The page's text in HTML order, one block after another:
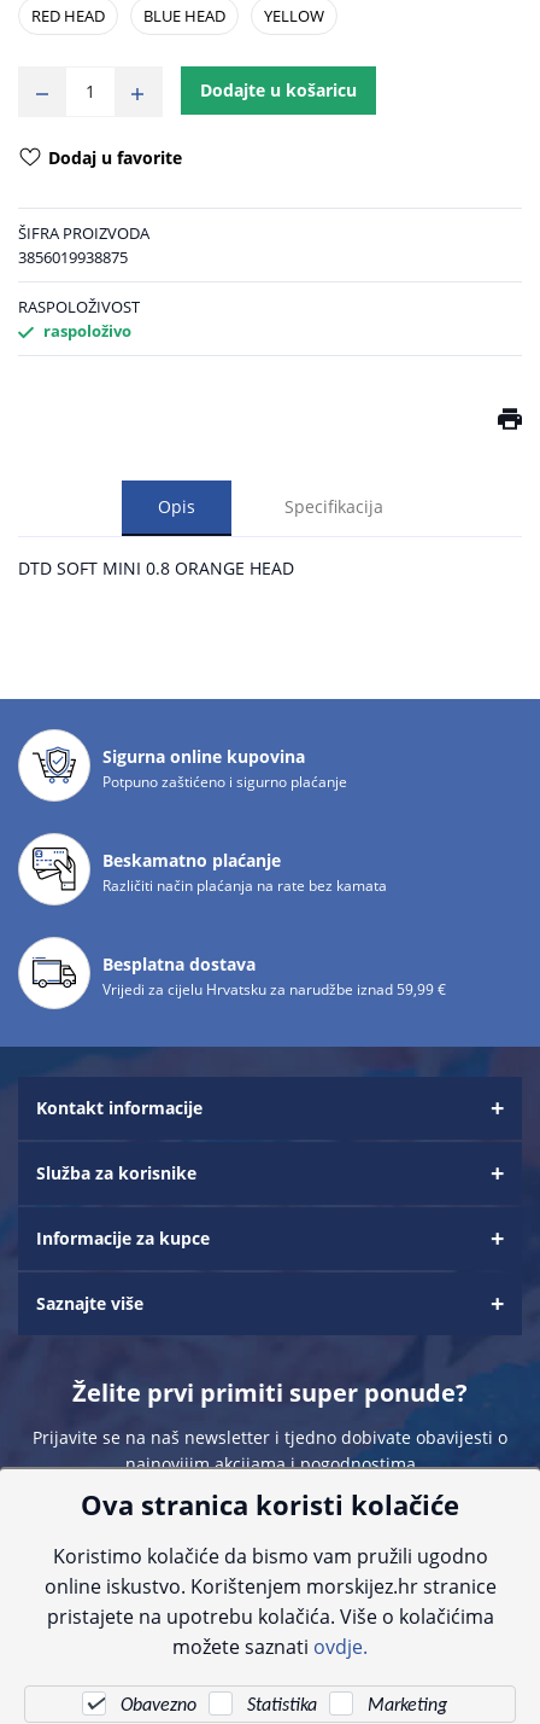
RED HEAD BLUE HEAD YELLOW
Dodajte u košaricu
Dodaj u favorite
ŠIFRA PROIZVODA
3856019938875
RASPOLOŽIVOST
raspoloživo
Opis Specifikacija
DTD SOFT MINI 0.8 ORANGE HEAD
Sigurna online kupovina
Potpuno zaštićeno i sigurno plaćanje
Beskamatno plaćanje
Različiti način plaćanja na rate bez kamata
Besplatna dostava
Vrijedi za cijelu Hrvatsku za narudžbe iznad 59,99 €
Kontakt informacije
Služba za korisnike
Informacije za kupce
Saznajte više
Želite prvi primiti super ponude?
Prijavite se na naš newsletter i tjedno dobivate obavijesti o
najnovijim akcijama i pogodnostima
Sve navedene cijene sadrže PDV. Pokušavamo osigurati što preciznije
informacije, ali zbog tehnoloških ograničenja ne možemo garantirati potpunu
kontaktirajte nas putem telefona:+385 23 231 761ili e-maila:info@morskijez.hr
Ova stranica koristi kolačiće
Koristimo kolačiće da bismo vam pružili ugodno
online iskustvo. Korištenjem morskijez.hr stranice
pristajete na upotrebu kolačića. Više o kolačićima
možete saznati ovdje.
Obavezno Statistika Marketing